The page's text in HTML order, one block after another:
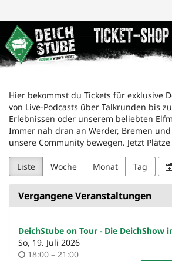
Haupt-
Inhalt
springen
Deichstube
GmbH
Hier bekommst du Tickets für exklusive
von Live-Podcasts über Talkrunden bis
Erlebnissen oder unserem beliebten
Immer nah dran an Werder, Bremen
unsere Community bewegen. Jetzt
Liste Woche Monat Tag
Vergangene Veranstaltungen
DeichStube on Tour - Die DeichShow
So, 19. Juli 2026
Uhrzeit
18:00 –bis
21:00